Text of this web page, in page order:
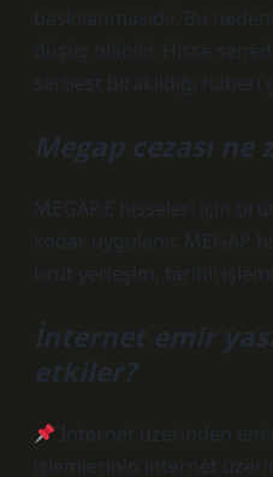
baskılanmasıdır. Bu
düşüş olabilir. Hisse
serbest bırakıldığı
Megap cezası
MEGAP.E hisseleri için
kadar uygulanır. MEGAP
brüt yerleşim, tarihli
İnternet emir
etkiler?
İnternet üzerinden emir
işlemlerinin internet